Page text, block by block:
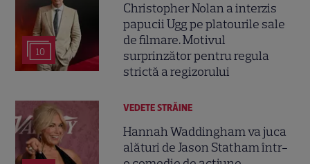
10
Christopher Nolan a interzis
papucii Ugg pe platourile sale
de filmare. Motivul
surprinzător pentru regula
strictă a regizorului
VEDETE STRĂINE
Hannah Waddingham va juca
alături de Jason Statham într-